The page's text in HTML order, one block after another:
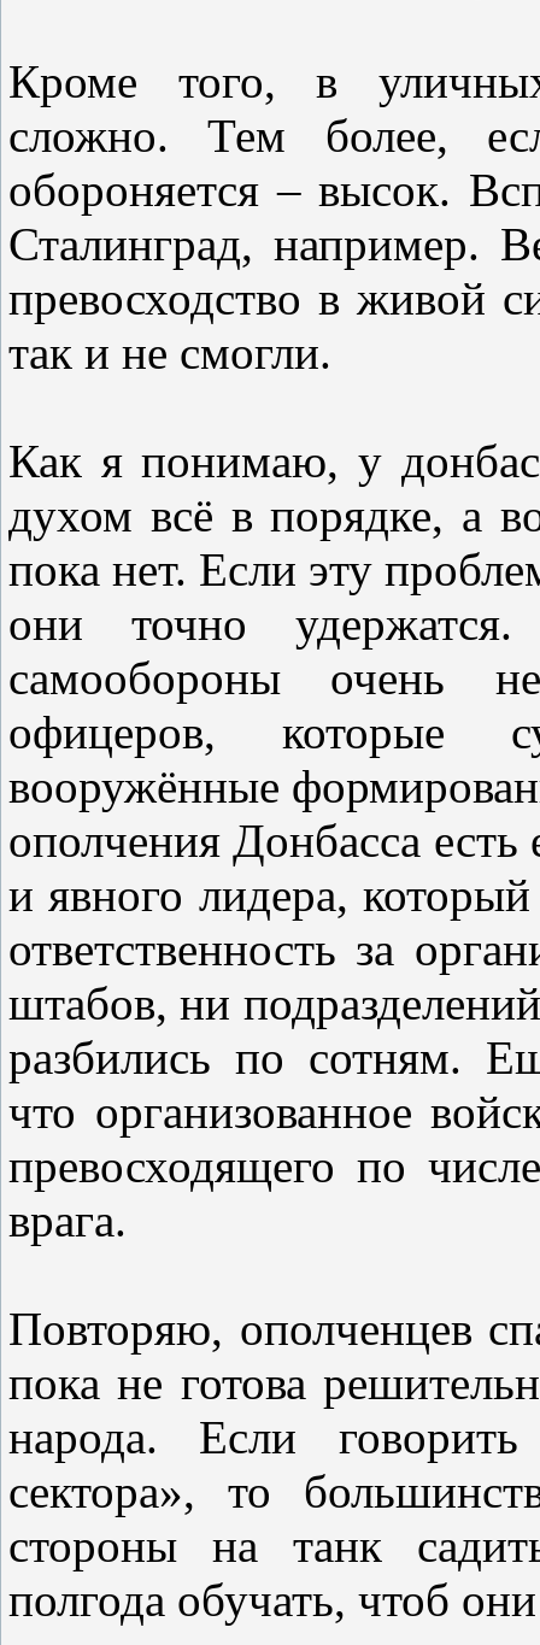
Кроме того, в
сложно. Тем более,
обороняется – высок.
Сталинград, например.
превосходство в живой
так и не смогли.
Как я понимаю, у
духом всё в порядке, а
пока нет. Если эту
они точно
самообороны очень
офицеров, которые
вооружённые
ополчения Донбасса
и явного лидера,
ответственность за
штабов, ни
разбились по сотням.
что организованное
превосходящего по
врага.
Повторяю, ополченцев
пока не готова
народа. Если
сектора», то
стороны на танк
полгода обучать, чтоб